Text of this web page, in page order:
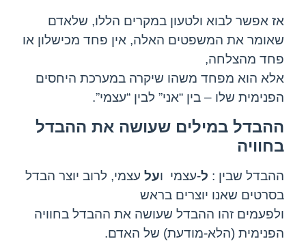
אז אפשר לבוא ולטעון במקרים הללו, שלאדם
שאומר את המשפטים האלה, אין פחד מכישלון או
פחד מהצלחה,
אלא הוא מפחד משהו שיקרה במערכת היחסים
הפנימית שלו – בין “אני” לבין “עצמי”.
ההבדל במילים שעושה את ההבדל
בחוויה
ההבדל שבין : ל-עצמי ועל עצמי, לרוב יוצר הבדל
בסרטים שאנו יוצרים בראש
ולפעמים זהו ההבדל שעושה את ההבדל בחוויה
הפנימית (הלא-מודעת) של האדם.